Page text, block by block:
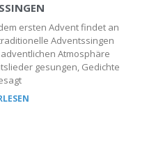
ersten Advent findet an
Adventssingen
Atmosphäre
gesungen, Gedichte